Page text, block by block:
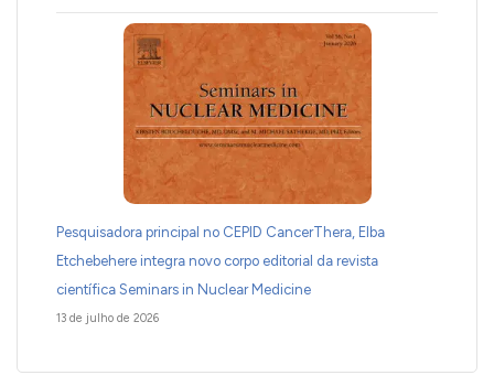
Pesquisadora principal no CEPID CancerThera, Elba
Etchebehere integra novo corpo editorial da revista
científica Seminars in Nuclear Medicine
13 de julho de 2026